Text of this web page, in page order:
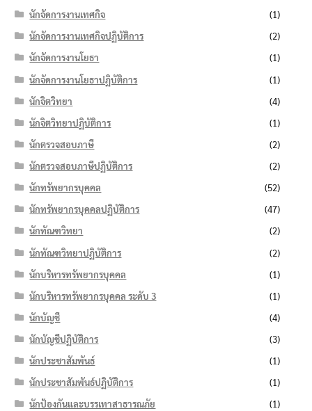
นักจัดการงานเทศกิจ
(1)
นักจัดการงานเทศกิจปฏิบัติการ
(2)
นักจัดการงานโยธา
(1)
นักจัดการงานโยธาปฏิบัติการ
(1)
นักจิตวิทยา
(4)
นักจิตวิทยาปฏิบัติการ
(1)
นักตรวจสอบภาษี
(2)
นักตรวจสอบภาษีปฏิบัติการ
(2)
นักทรัพยากรบุคคล
(52)
นักทรัพยากรบุคคลปฏิบัติการ
(47)
นักทัณฑวิทยา
(2)
นักทัณฑวิทยาปฏิบัติการ
(2)
นักบริหารทรัพยากรบุคคล
(1)
นักบริหารทรัพยากรบุคคล ระดับ 3
(1)
นักบัญชี
(4)
นักบัญชีปฏิบัติการ
(3)
นักประชาสัมพันธ์
(1)
นักประชาสัมพันธ์ปฏิบัติการ
(1)
นักป้องกันและบรรเทาสาธารณภัย
(1)